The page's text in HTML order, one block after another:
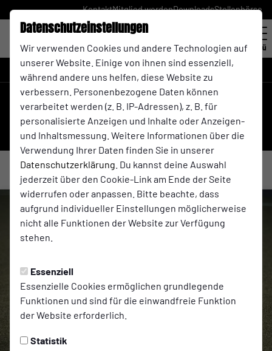
Datenschutzeinstellungen
Wir verwenden Cookies und andere Technologien auf
unserer Website. Einige von ihnen sind essenziell,
während andere uns helfen, diese Website zu
verbessern. Personenbezogene Daten können
verarbeitet werden (z. B. IP-Adressen), z. B. für
personalisierte Anzeigen und Inhalte oder Anzeigen-
und Inhaltsmessung. Weitere Informationen über die
Verwendung Ihrer Daten finden Sie in unserer
Datenschutzerklärung . Du kannst deine Auswahl
jederzeit über den Cookie-Link am Ende der Seite
widerrufen oder anpassen. Bitte beachte, dass
aufgrund individueller Einstellungen möglicherweise
nicht alle Funktionen der Website zur Verfügung
stehen.
Essenziell
Essenzielle Cookies ermöglichen grundlegende
Funktionen und sind für die einwandfreie Funktion
der Website erforderlich.
Statistik
KontaktMitglied werdenDownloadsStellenbörse
Menü
IGA 2027 Landesliga , 30. Spieltag
FC Borussia Dröschede 1911
1. Mannschaft
1:2
(0:2) SV Hohenlimburg
1. Herren